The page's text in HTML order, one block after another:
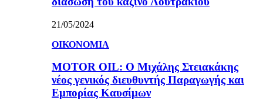
21/05/2024
ΟΙΚΟΝΟΜΙΑ
MOTOR OIL: Ο Μιχάλης Στειακάκης
νέος γενικός διευθυντής Παραγωγής και
Εμπορίας Καυσίμων